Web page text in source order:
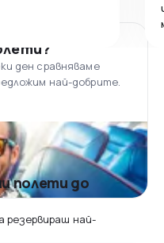
ден сравняваме
най-добрите.
полети до
резервираш най-